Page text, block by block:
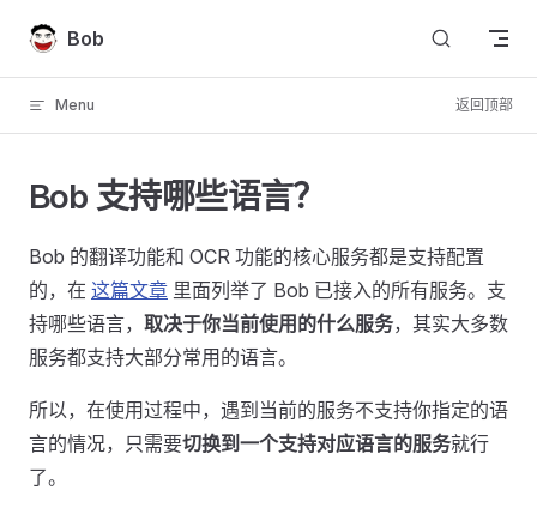
Skip to content
Bob
Menu 返回顶部
Bob 支持哪些语言？
Bob 的翻译功能和 OCR 功能的核心服务都是支持配置
的，在 这篇文章 里面列举了 Bob 已接入的所有服务。支
持哪些语言， 取决于你当前使用的什么服务，其实大多数
服务都支持大部分常用的语言。
所以，在使用过程中，遇到当前的服务不支持你指定的语
言的情况，只需要切换到一个支持对应语言的服务就行
了。